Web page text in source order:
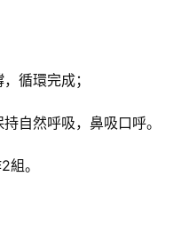
循環完成；
自然呼吸，鼻吸口呼。
。